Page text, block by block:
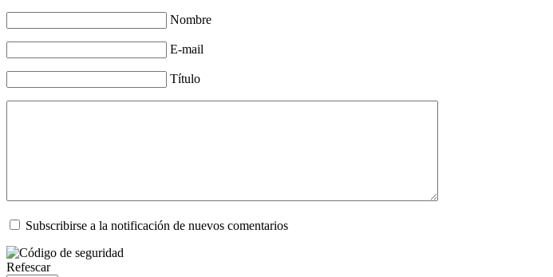
Nombre
E-mail
Título
Subscribirse a la notificación de nuevos comentarios
Refescar